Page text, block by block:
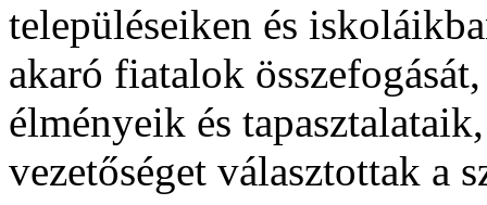
településeiken és
akaró fiatalok
élményeik és
vezetőséget választottak a